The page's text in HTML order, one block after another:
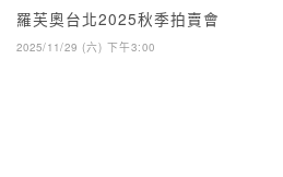
羅芙奧台北2025秋季拍賣會
2025/11/29 (六) 下午3:00